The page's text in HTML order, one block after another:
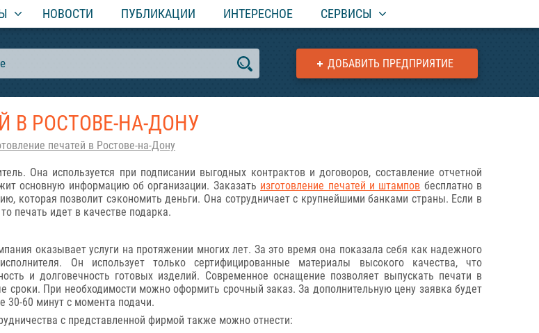
НОВОСТИ ПУБЛИКАЦИИ ИНТЕРЕСНОЕ СЕРВИСЫ
ДОБАВИТЬ ПРЕДПРИЯТИЕ
В РОСТОВЕ-НА-ДОНУ
печатей в Ростове-на-Дону
Она используется при подписании выгодных контрактов и договоров, составление отчетной
основную информацию об организации. Заказать изготовление печатей и штампов бесплатно в
которая позволит сэкономить деньги. Она сотрудничает с крупнейшими банками страны. Если в
печать идет в качестве подарка.
оказывает услуги на протяжении многих лет. За это время она показала себя как надежного
Он использует только сертифицированные материалы высокого качества, что
и долговечность готовых изделий. Современное оснащение позволяет выпускать печати в
сроки. При необходимости можно оформить срочный заказ. За дополнительную цену заявка будет
30-60 минут с момента подачи.
с представленной фирмой также можно отнести: